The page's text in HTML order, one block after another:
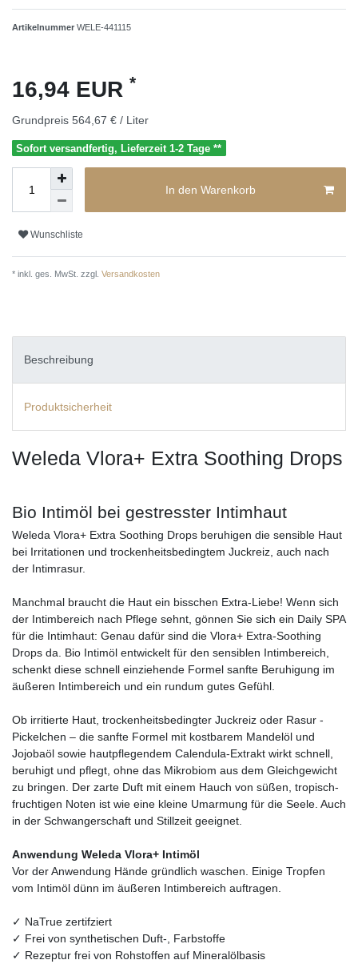
Artikelnummer WELE-441115
16,94 EUR *
Grundpreis 564,67 € / Liter
Sofort versandfertig, Lieferzeit 1-2 Tage **
In den Warenkorb
Wunschliste
* inkl. ges. MwSt. zzgl. Versandkosten
Beschreibung
Produktsicherheit
Weleda Vlora+ Extra Soothing Drops
Bio Intimöl bei gestresster Intimhaut
Weleda Vlora+ Extra Soothing Drops beruhigen die sensible Haut
bei Irritationen und trockenheitsbedingtem Juckreiz, auch nach
der Intimrasur.
Manchmal braucht die Haut ein bisschen Extra-Liebe! Wenn sich
der Intimbereich nach Pflege sehnt, gönnen Sie sich ein Daily SPA
für die Intimhaut: Genau dafür sind die Vlora+ Extra-Soothing
Drops da. Bio Intimöl entwickelt für den sensiblen Intimbereich,
schenkt diese schnell einziehende Formel sanfte Beruhigung im
äußeren Intimbereich und ein rundum gutes Gefühl.
Ob irritierte Haut, trockenheitsbedingter Juckreiz oder Rasur -
Pickelchen – die sanfte Formel mit kostbarem Mandelöl und
Jojobaöl sowie hautpflegendem Calendula-Extrakt wirkt schnell,
beruhigt und pflegt, ohne das Mikrobiom aus dem Gleichgewicht
zu bringen. Der zarte Duft mit einem Hauch von süßen, tropisch-
fruchtigen Noten ist wie eine kleine Umarmung für die Seele. Auch
in der Schwangerschaft und Stillzeit geeignet.
Anwendung Weleda Vlora+ Intimöl
Vor der Anwendung Hände gründlich waschen. Einige Tropfen
vom Intimöl dünn im äußeren Intimbereich auftragen.
✓ NaTrue zertifziert
✓ Frei von synthetischen Duft-, Farbstoffe
✓ Rezeptur frei von Rohstoffen auf Mineralölbasis